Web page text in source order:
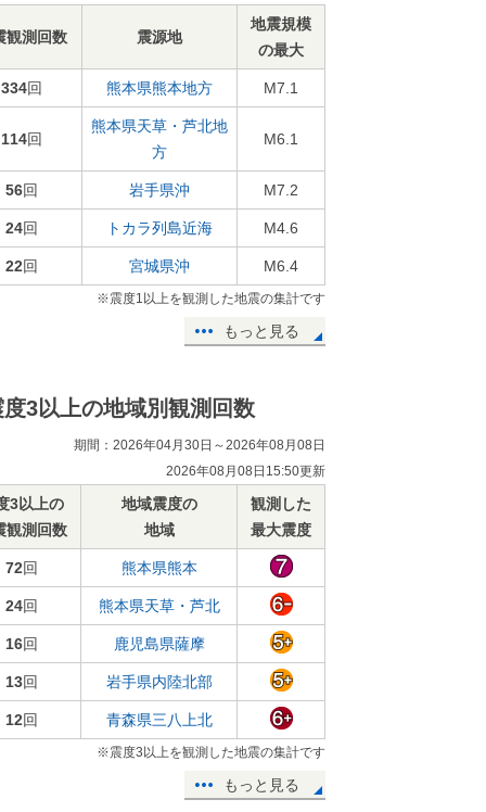
観測回数 震源地
地震規模
の最大
334回 熊本県熊本地方 M7.1
114回
熊本県天草・芦北地
方
M6.1
56回 岩手県沖 M7.2
24回 トカラ列島近海 M4.6
22回 宮城県沖 M6.4
※震度1以上を観測した地震の集計です
もっと見る
度3以上の地域別観測回数
期間：2026年04月30日～2026年08月08日
2026年08月08日15:50更新
3以上の
観測回数
地域震度の
地域
観測した
最大震度
72回 熊本県熊本
24回 熊本県天草・芦北
16回 鹿児島県薩摩
13回 岩手県内陸北部
12回 青森県三八上北
※震度3以上を観測した地震の集計です
もっと見る